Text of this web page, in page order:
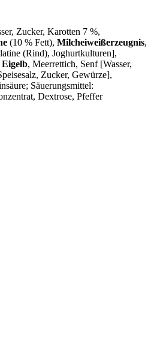
Zucker, Karotten 7 %,
(10 % Fett), Milcheiweißerzeugnis,
(Rind), Joghurtkulturen],
Eigelb, Meerrettich, Senf [Wasser,
Zucker, Gewürze],
Säuerungsmittel:
Dextrose, Pfeffer